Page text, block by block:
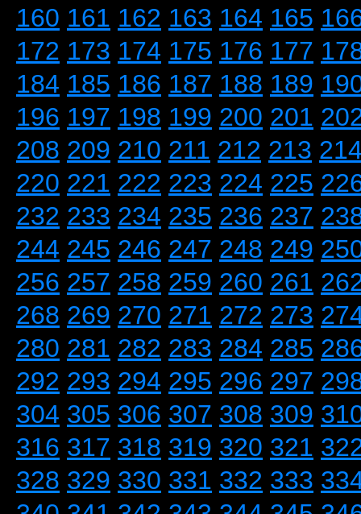
160 161 162 163 164 165
172 173 174 175 176 177
184 185 186 187 188 189
196 197 198 199 200 201
208 209 210 211 212 213
220 221 222 223 224 225
232 233 234 235 236 237
244 245 246 247 248 249
256 257 258 259 260 261
268 269 270 271 272 273
280 281 282 283 284 285
292 293 294 295 296 297
304 305 306 307 308 309
316 317 318 319 320 321
328 329 330 331 332 333